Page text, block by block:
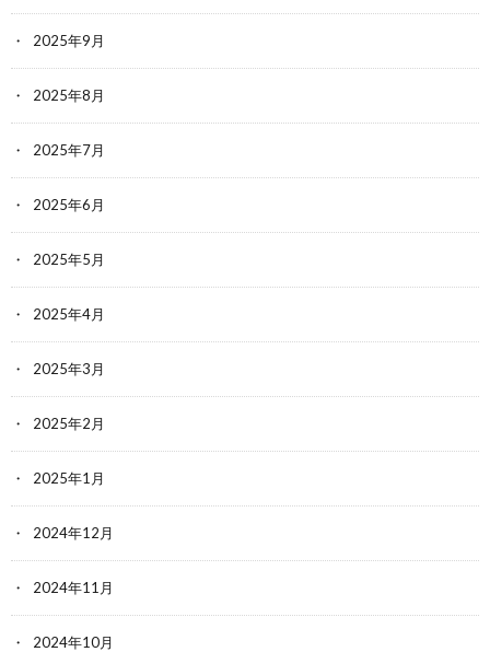
2025年9月
2025年8月
2025年7月
2025年6月
2025年5月
2025年4月
2025年3月
2025年2月
2025年1月
2024年12月
2024年11月
2024年10月